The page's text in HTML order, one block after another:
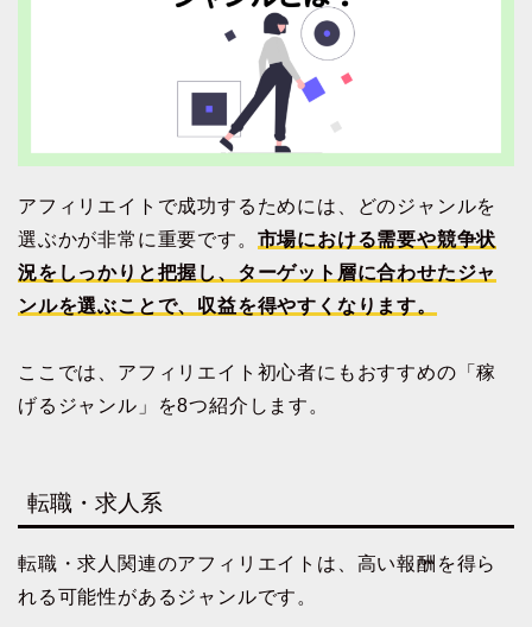
アフィリエイトで成功するためには、どのジャンルを
選ぶかが非常に重要です。 市場における需要や競争状
況をしっかりと把握し、ターゲット層に合わせたジャ
ンルを選ぶことで、収益を得やすくなります。
ここでは、アフィリエイト初心者にもおすすめの「稼
げるジャンル」を8つ紹介します。
転職・求人系
転職・求人関連のアフィリエイトは、高い報酬を得ら
れる可能性があるジャンルです。